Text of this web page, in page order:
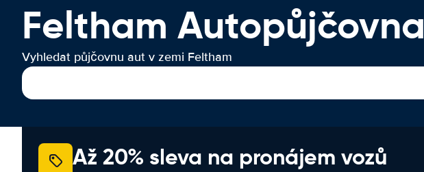
Feltham Autopůjčovna
Vyhledat půjčovnu aut v zemi Feltham
Až 20% sleva na pronájem vozů